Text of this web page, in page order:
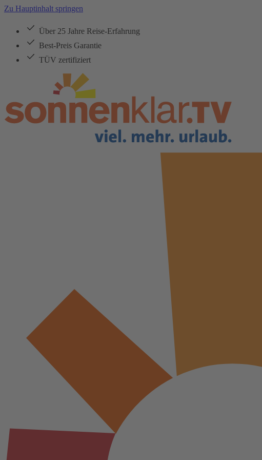
Zu Hauptinhalt springen
Über 25 Jahre Reise-Erfahrung
Best-Preis Garantie
TÜV zertifiziert